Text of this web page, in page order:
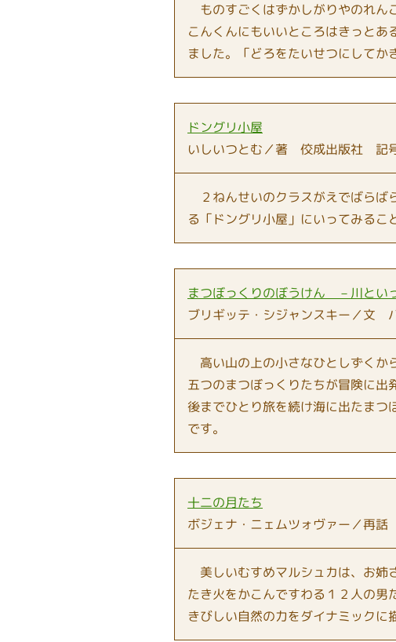
ものすごくはずかしがりやのれん
こんくんにもいいところはきっと
ました。「どろをたいせつにしてか
ドングリ小屋
いしいつとむ／著 佼成出版社 記
２ねんせいのクラスがえでばらば
る「ドングリ小屋」にいってみるこ
まつぼっくりのぼうけん －川とい
ブリギッテ・シジャンスキー／
高い山の上の小さなひとしずくか
五つのまつぼっくりたちが冒険に
後までひとり旅を続け海に出たまつ
です。
十二の月たち
ボジェナ・ニェムツォヴァー／
美しいむすめマルシュカは、お姉
たき火をかこんですわる１２人の男
きびしい自然の力をダイナミックに